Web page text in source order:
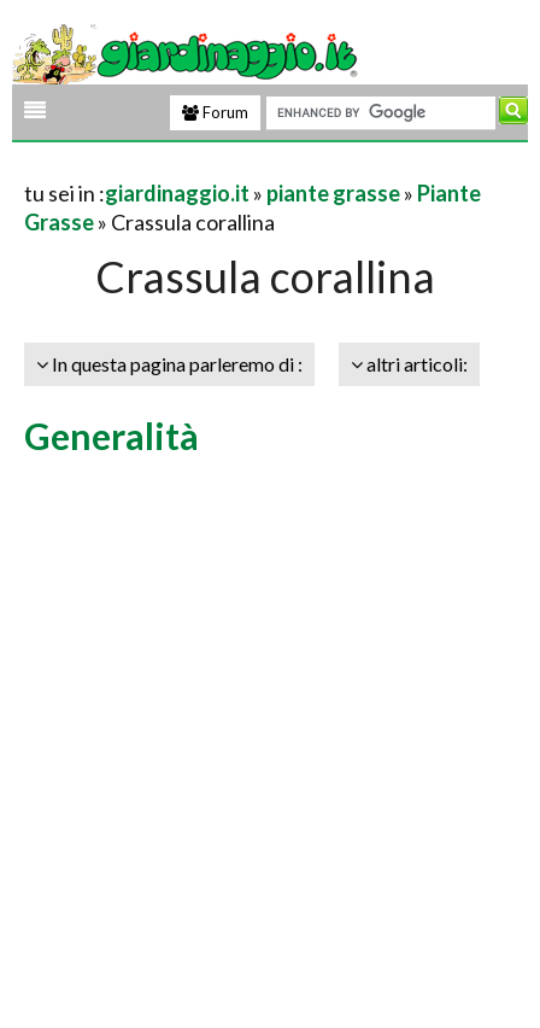
Forum
tu sei in :giardinaggio.it » piante grasse» Piante
Grasse» Crassula corallina
Crassula corallina
In questa pagina parleremo di : altri articoli:
Generalità